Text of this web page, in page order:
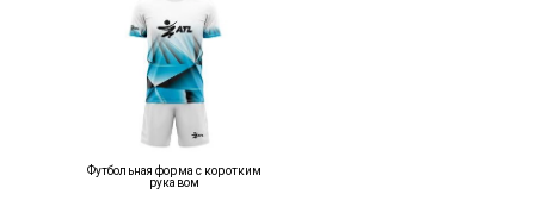
Футбольная форма с коротким
рукавом